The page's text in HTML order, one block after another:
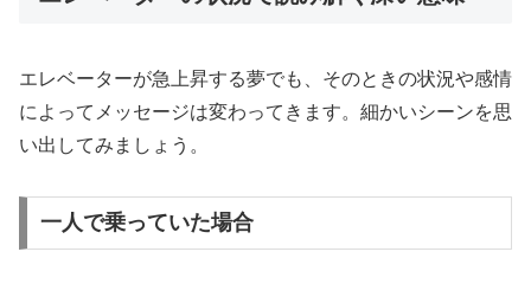
エレベーターが急上昇する夢でも、そのときの状況や感情
によってメッセージは変わってきます。細かいシーンを思
い出してみましょう。
一人で乗っていた場合